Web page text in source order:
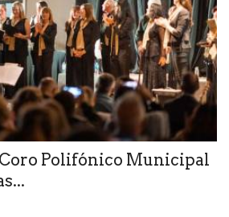
Coro Polifónico Municipal